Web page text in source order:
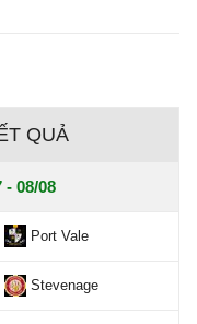
QUẢ
08/08
Port Vale
Stevenage